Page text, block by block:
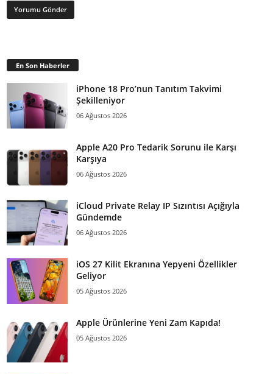
En Son Haberler
iPhone 18 Pro’nun Tanıtım Takvimi
Şekilleniyor
06 Ağustos 2026
Apple A20 Pro Tedarik Sorunu ile Karşı
Karşıya
06 Ağustos 2026
iCloud Private Relay IP Sızıntısı Açığıyla
Gündemde
06 Ağustos 2026
iOS 27 Kilit Ekranına Yepyeni Özellikler
Geliyor
05 Ağustos 2026
Apple Ürünlerine Yeni Zam Kapıda!
05 Ağustos 2026